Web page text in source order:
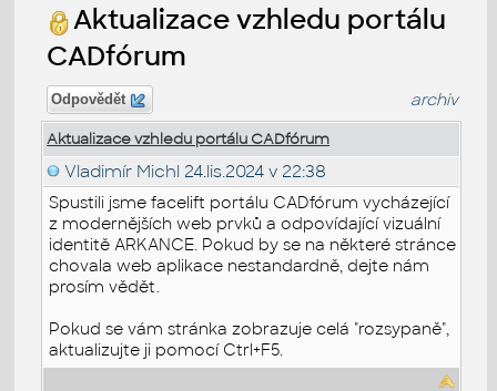
Aktualizace vzhledu portálu
CADfórum
Odpovědět archiv
Aktualizace vzhledu portálu CADfórum
Vladimír Michl 24.lis.2024 v 22:38
Spustili jsme facelift portálu CADfórum vycházející
z modernějších web prvků a odpovídající vizuální
identitě ARKANCE. Pokud by se na některé stránce
chovala web aplikace nestandardně, dejte nám
prosím vědět.
Pokud se vám stránka zobrazuje celá "rozsypaně",
aktualizujte ji pomocí Ctrl+F5.